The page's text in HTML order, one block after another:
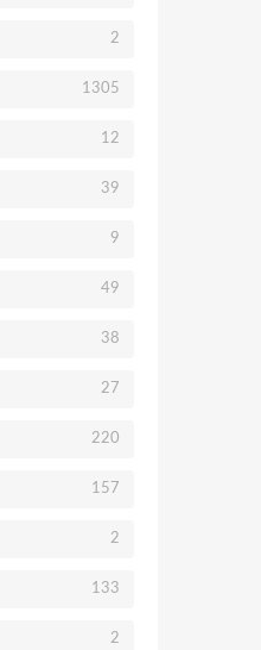
2
1305
12
39
9
49
38
27
220
157
2
133
2